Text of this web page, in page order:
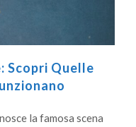
Scopri Quelle
la famosa scena